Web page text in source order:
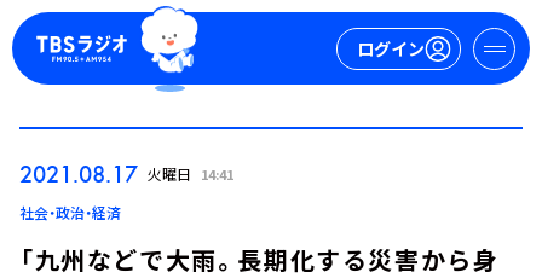
ログイン
2021.08.17 火曜日 14:41
社会・政治・経済
「九州などで大雨。長期化する災害から身